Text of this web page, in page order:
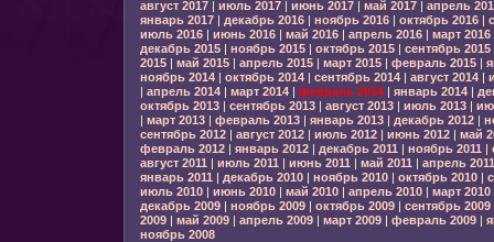
август 2017| июль 2017| июнь 2017| май 2017| апрель
январь 2017| декабрь 2016| ноябрь 2016| октябрь 2016|
июль 2016| июнь 2016| май 2016| апрель 2016| март 2016
декабрь 2015| ноябрь 2015| октябрь 2015| сентябрь 2015
2015| май 2015| апрель 2015| март 2015| февраль 2015|
ноябрь 2014| октябрь 2014| сентябрь 2014| август 2014|
| апрель 2014| март 2014| февраль 2014| январь 2014|
октябрь 2013| сентябрь 2013| август 2013| июль 2013|
| март 2013| февраль 2013| январь 2013| декабрь 2012|
сентябрь 2012| август 2012| июль 2012| июнь 2012| май
февраль 2012| январь 2012| декабрь 2011 | ноябрь 2011 |
август 2011 | июль 2011 | июнь 2011 | май 2011 | апрель 2011
январь 2011 | декабрь 2010| ноябрь 2010| октябрь 2010|
июль 2010| июнь 2010| май 2010| апрель 2010| март 2010
декабрь 2009| ноябрь 2009| октябрь 2009| сентябрь 2009
2009| май 2009| апрель 2009| март 2009| февраль 2009|
ноябрь 2008